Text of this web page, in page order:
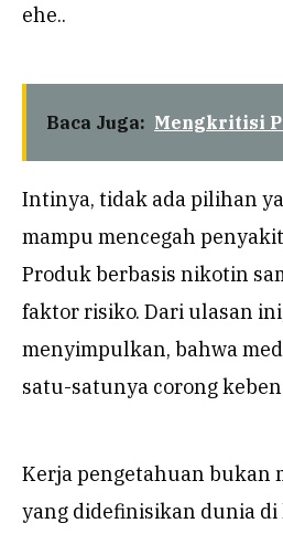
ehe..
Baca Juga: Mengkritisi
Intinya, tidak ada pilihan
mampu mencegah
Produk berbasis nikotin
faktor risiko. Dari ulasan
menyimpulkan, bahwa
satu-satunya corong
Kerja pengetahuan bukan
yang didefinisikan dunia